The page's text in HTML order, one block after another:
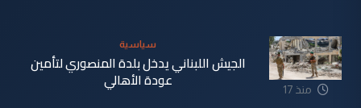
منذ 17
سياسية
الجيش اللبناني يدخل بلدة المنصوري لتأمين
عودة الأهالي